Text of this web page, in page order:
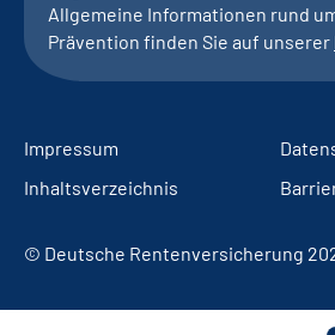
Allgemeine Informationen rund
Prävention finden Sie auf unserer
Impressum
Inhaltsverzeichnis
© Deutsche Rentenversicherung